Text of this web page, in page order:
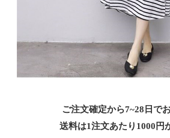
ご注文確定から7~28日で
送料は1注文あたり 1000 円